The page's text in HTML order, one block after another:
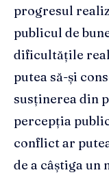
progresul
publicul de
dificultățile
putea să-și
susținerea din
percepția
conflict ar
de a câștiga un